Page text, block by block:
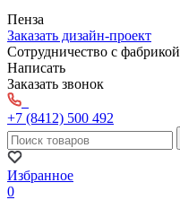
Пенза
Заказать дизайн-проект
Сотрудничество с фабрикой
Написать
Заказать звонок
+7 (8412) 500 492
Избранное
0